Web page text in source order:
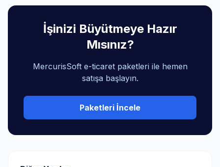
İşinizi Büyütmeye Hazır
Mısınız?
MercurisSoft e-ticaret paketleri ile hemen
satışa başlayın.
Paketleri İncele